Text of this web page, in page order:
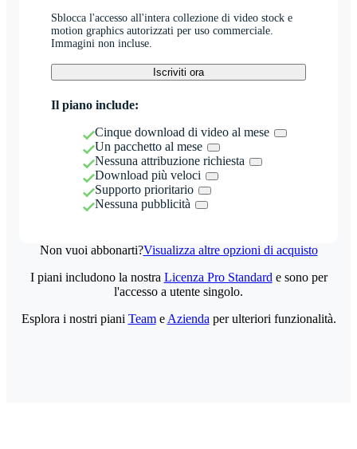
Sblocca l'accesso all'intera collezione di video stock e
motion graphics autorizzati per uso commerciale.
Immagini non incluse.
Iscriviti ora
Il piano include:
Cinque download di video al mese
Un pacchetto al mese
Nessuna attribuzione richiesta
Download più veloci
Supporto prioritario
Nessuna pubblicità
Non vuoi abbonarti?Visualizza altre opzioni di acquisto
I piani includono la nostra Licenza Pro Standard e sono per
l'accesso a utente singolo.
Esplora i nostri piani Teame Azienda per ulteriori funzionalità.